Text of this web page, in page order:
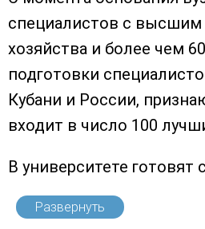
специалистов с высшим
хозяйства и более чем
подготовки
Кубани и России,
входит в число 100
В университете
Развернуть